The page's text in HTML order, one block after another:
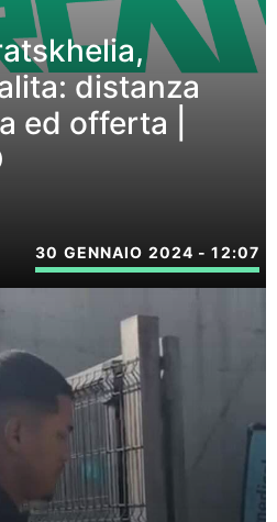
distanza
ed offerta |
30 GENNAIO 2024 - 12:07